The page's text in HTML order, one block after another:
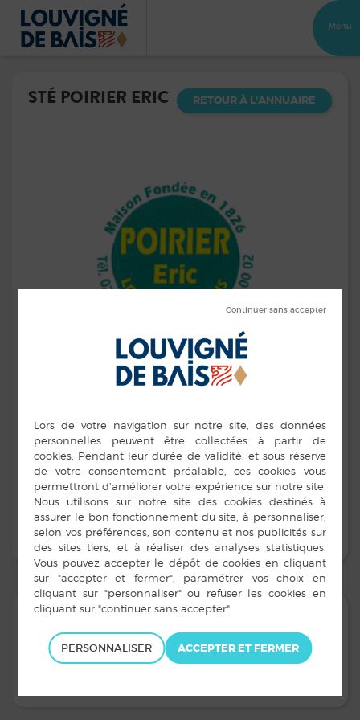
Menu
STÉ POIRIER ERIC RETOUR À L'ANNUAIRE
Commerce de bestiaux
Adresse :
5 rue Anne de Bretagne - Louvigné-de-Bais
Contacts :
02 99 49 00 62
sur ce site.
PERSONNALISER